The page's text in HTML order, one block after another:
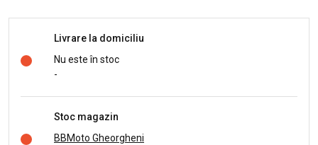
Livrare la domiciliu
Nu este în stoc
-
Stoc magazin
BBMoto Gheorgheni